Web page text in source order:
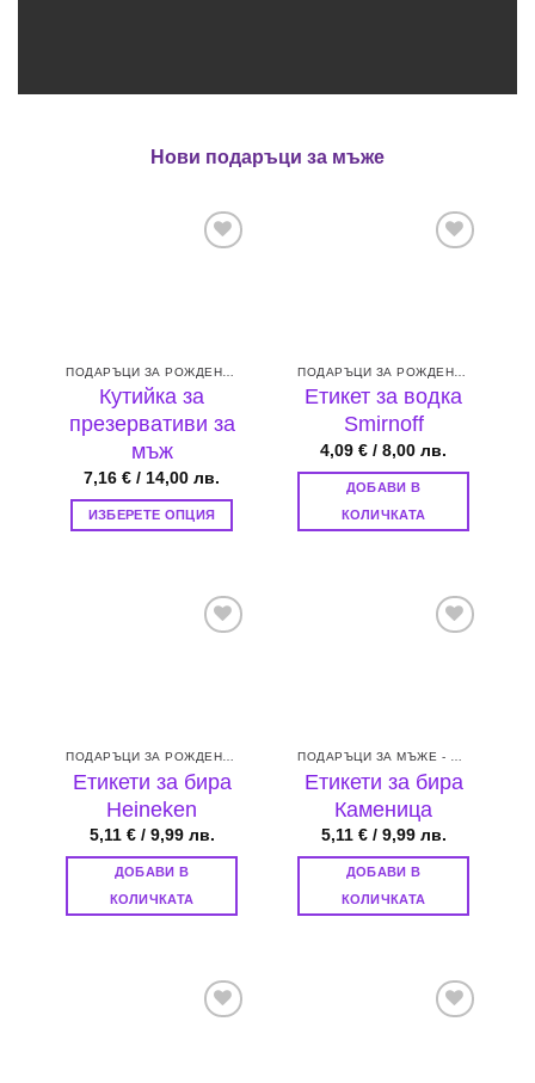
Нови подаръци за мъже
Кутийка за
презервативи за
мъж
7,16 € / 14,00 лв.
ИЗБЕРЕТЕ ОПЦИЯ
multiple
chosen
on
the
product
page
Етикет за водка
Smirnoff
4,09 € / 8,00 лв.
ДОБАВИ В
КОЛИЧКАТА
Етикети за бира
Heineken
5,11 €/ 9,99 лв.
ДОБАВИ В
КОЛИЧКАТА
Етикети за бира
Каменица
5,11 €/ 9,99 лв.
ДОБАВИ В
КОЛИЧКАТА